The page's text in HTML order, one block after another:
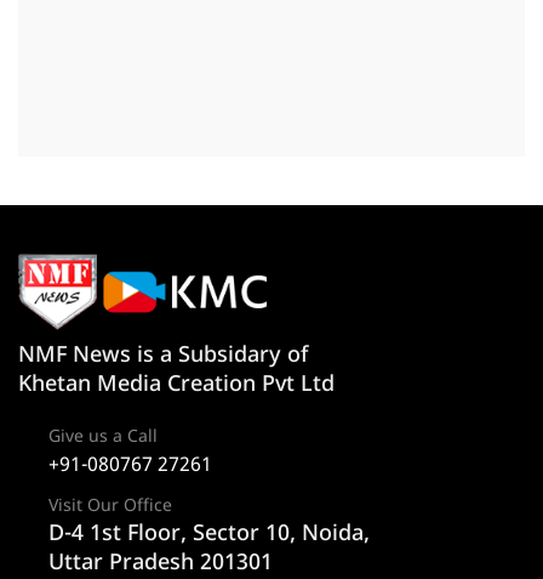
NMF News is a Subsidary of
Khetan Media Creation Pvt Ltd
Give us a Call
+91-080767 27261
Visit Our Office
D-4 1st Floor, Sector 10, Noida,
Uttar Pradesh 201301